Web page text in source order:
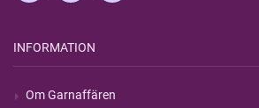
INFORMATION
Om Garnaffären